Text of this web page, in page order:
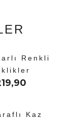
Renkli
Kaz